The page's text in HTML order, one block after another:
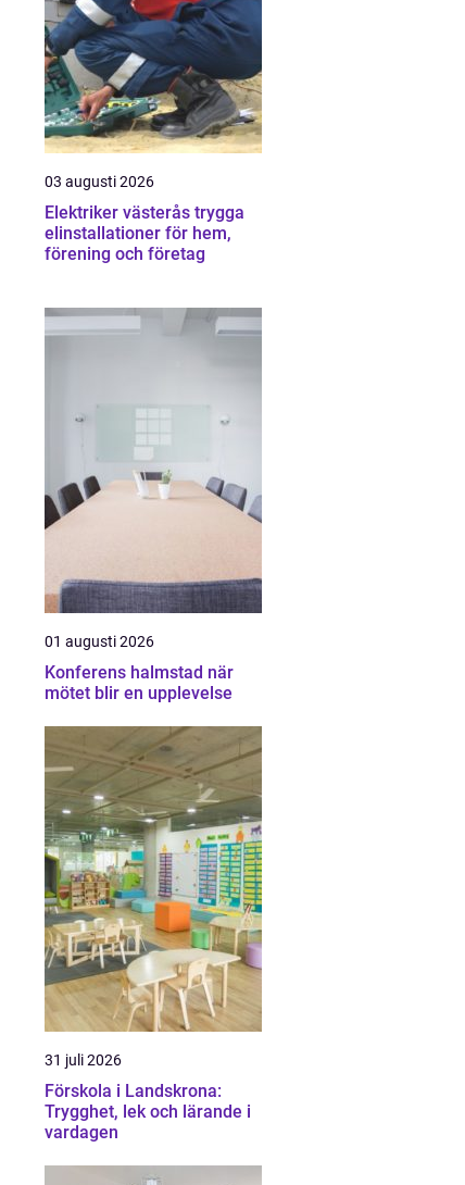
03 augusti 2026
Elektriker västerås trygga
elinstallationer för hem,
förening och företag
01 augusti 2026
Konferens halmstad när
mötet blir en upplevelse
31 juli 2026
Förskola i Landskrona:
Trygghet, lek och lärande i
vardagen